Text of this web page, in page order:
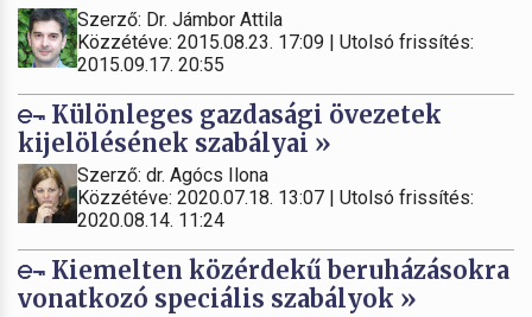
Szerző: Dr. Jámbor Attila
Közzétéve: 2015.08.23. 17:09 | Utolsó frissítés:
2015.09.17. 20:55
Különleges gazdasági övezetek
kijelölésének szabályai »
Szerző: dr. Agócs Ilona
Közzétéve: 2020.07.18. 13:07 | Utolsó frissítés:
2020.08.14. 11:24
Kiemelten közérdekű beruházásokra
vonatkozó speciális szabályok »